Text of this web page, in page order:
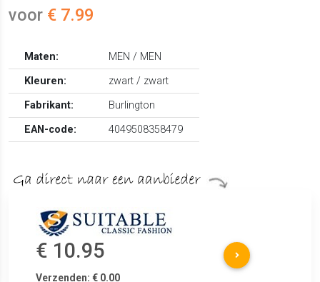
voor € 7.99
Maten:
MEN / MEN
Kleuren:
zwart / zwart
Fabrikant:
Burlington
EAN-code:
4049508358479
€ 10.95
Verzenden: € 0.00